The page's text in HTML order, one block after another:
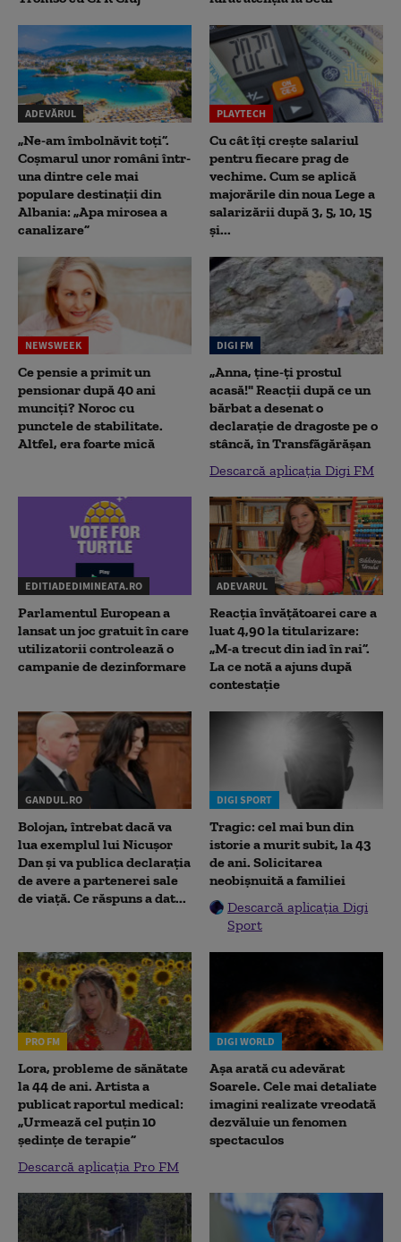
ADEVĂRUL
„Ne-am îmbolnăvit toți”.
Coșmarul unor români într-
una dintre cele mai
populare destinații din
Albania: „Apa mirosea a
canalizare”
PLAYTECH
Cu cât îți crește salariul
pentru fiecare prag de
vechime. Cum se aplică
majorările din noua Lege a
salarizării după 3, 5, 10, 15
și...
NEWSWEEK
Ce pensie a primit un
pensionar după 40 ani
munciți? Noroc cu
punctele de stabilitate.
Altfel, era foarte mică
DIGI FM
„Anna, ţine-ţi prostul
acasă!" Reacţii după ce un
bărbat a desenat o
declaraţie de dragoste pe o
stâncă, în Transfăgărăşan
Descarcă aplicația Digi FM
EDITIADEDIMINEATA.RO
Parlamentul European a
lansat un joc gratuit în care
utilizatorii controlează o
campanie de dezinformare
ADEVARUL
Reacția învățătoarei care a
luat 4,90 la titularizare:
„M-a trecut din iad în rai”.
La ce notă a ajuns după
contestație
GANDUL.RO
Bolojan, întrebat dacă va
lua exemplul lui Nicușor
Dan și va publica declarația
de avere a partenerei sale
de viață. Ce răspuns a dat...
DIGI SPORT
Tragic: cel mai bun din
istorie a murit subit, la 43
de ani. Solicitarea
neobișnuită a familiei
Descarcă aplicația Digi
Sport
PRO FM
Lora, probleme de sănătate
la 44 de ani. Artista a
publicat raportul medical:
„Urmează cel puțin 10
ședințe de terapie”
Descarcă aplicația Pro FM
DIGI WORLD
Așa arată cu adevărat
Soarele. Cele mai detaliate
imagini realizate vreodată
dezvăluie un fenomen
spectaculos